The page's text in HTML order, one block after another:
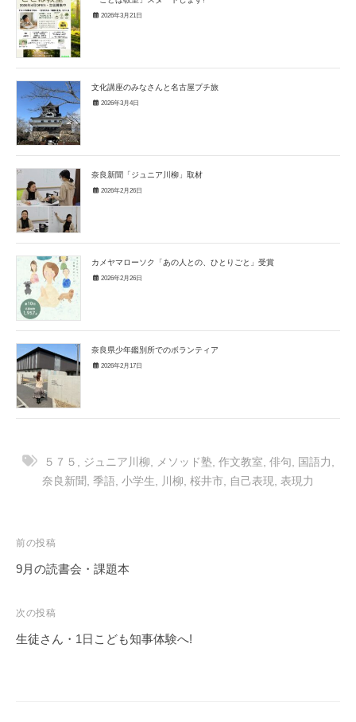
2026年3月21日
文化講座のみなさんと名古屋プチ旅
2026年3月4日
奈良新聞「ジュニア川柳」取材
2026年2月26日
カメヤマローソク「あの人との、ひとりごと」受賞
2026年2月26日
奈良県少年鑑別所でのボランティア
2026年2月17日
５７５ , ジュニア川柳, メソッド塾, 作文教室, 俳句, 国語力 ,
奈良新聞 , 季語, 小学生, 川柳, 桜井市, 自己表現, 表現力
投
稿
ビ
ゲ
前の投稿
9月の読書会・課題本
次の投稿
生徒さん・1日こども知事体験へ!